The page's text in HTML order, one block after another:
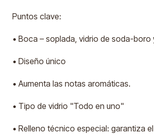
Puntos clave:
• Boca – soplada, vidrio de soda-boro
• Diseño único
• Aumenta las notas aromáticas.
• Tipo de vidrio "Todo en uno"
• Relleno técnico especial: garantiza